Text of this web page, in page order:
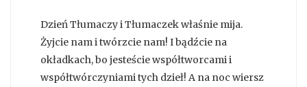
Dzień Tłumaczy i Tłumaczek właśnie mija.
Żyjcie nam i twórzcie nam! I bądźcie na
okładkach, bo jesteście współtworcami i
współtwórczyniami tych dzieł! A na noc wiersz